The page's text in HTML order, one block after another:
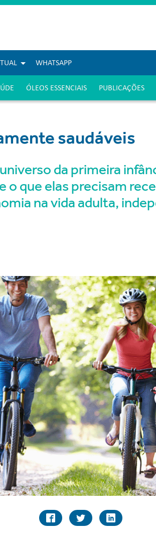
WHATSAPP
ÓLEOS ESSENCIAIS PUBLICAÇÕES
saudáveis
da primeira
o que elas precisam
na vida adulta,